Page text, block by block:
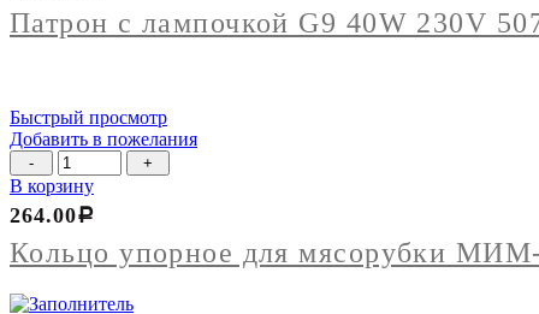
Патрон с лампочкой G9 40W 230V
Быстрый просмотр
Добавить в пожелания
Количество
товара
Кольцо
упорное
для
мясорубки
В корзину
Кольцо упорное для мясорубки
264.00Р